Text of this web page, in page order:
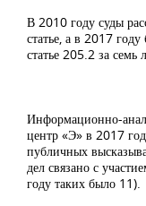
В 2010 году суды
статье, а в 2017
статье 205.2 за семь
Информационно-
центр «Э» в 2017
публичных
дел связано с
году таких было 11).